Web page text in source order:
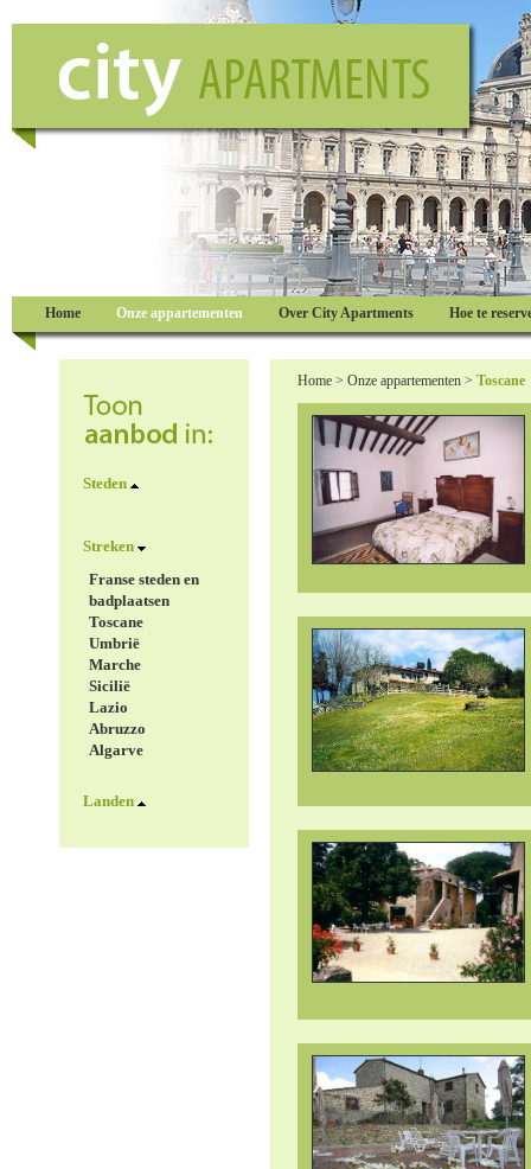
Steden
Streken
Franse steden en
badplaatsen
Toscane
Umbrië
Marche
Sicilië
Lazio
Abruzzo
Algarve
Landen
Home > Onze appartementen > Toscane
Home Onze appartementen Over City Apartments Hoe te